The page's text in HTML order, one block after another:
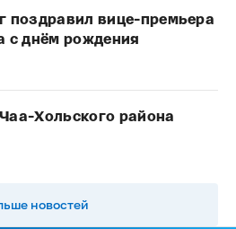
поздравил вице-премьера
с днём рождения
Хольского района
новостей